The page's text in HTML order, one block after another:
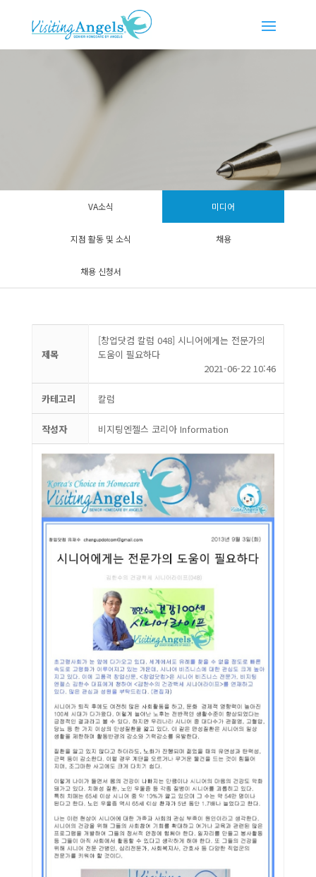
VA소식 미디어
지점 활동 및 소식 채용
채용 신청서
제목
[창업닷컴 칼럼 048] 시니어에게는 전문가의
도움이 필요하다
2021-06-22 10:46
카테고리 칼럼
작성자 비지팅엔젤스 코리아 Information